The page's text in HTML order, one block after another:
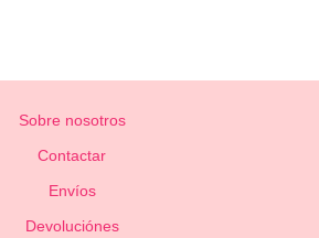
Sobre nosotros
Contactar
Envíos
Devoluciónes